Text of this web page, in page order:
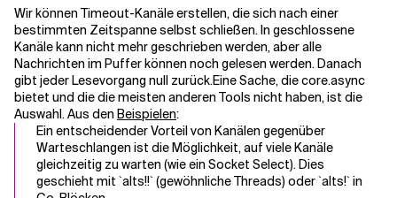
Wir können Timeout-Kanäle erstellen, die sich nach einer
bestimmten Zeitspanne selbst schließen. In geschlossene
Kanäle kann nicht mehr geschrieben werden, aber alle
Nachrichten im Puffer können noch gelesen werden. Danach
gibt jeder Lesevorgang null zurück.Eine Sache, die core.async
bietet und die die meisten anderen Tools nicht haben, ist die
Auswahl. Aus den Beispielen:
Ein entscheidender Vorteil von Kanälen gegenüber
Warteschlangen ist die Möglichkeit, auf viele Kanäle
gleichzeitig zu warten (wie ein Socket Select). Dies
geschieht mit `alts!!` (gewöhnliche Threads) oder `alts!` in